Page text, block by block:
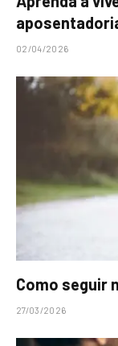
02/04/2026
Como seguir
27/03/2026